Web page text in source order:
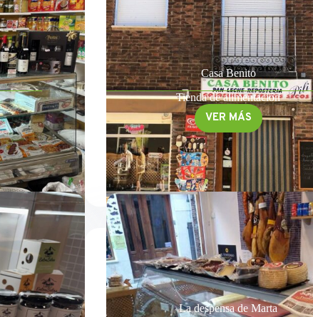
Casa Benito
Tienda de alimentación
VER MÁS
Casa
Benito
La despensa de Marta